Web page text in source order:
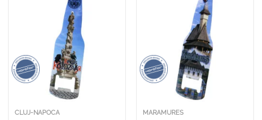
CLUJ-NAPOCA MARAMURES